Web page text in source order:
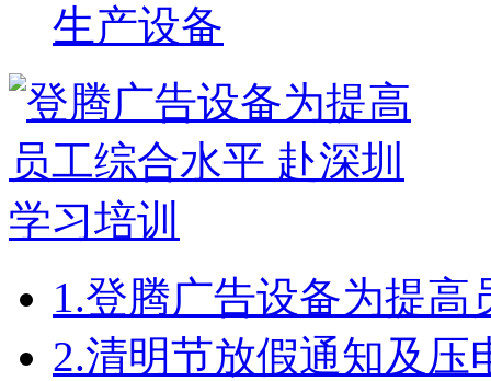
生产设备
1.登腾广告设备为提高
2.清明节放假通知及压